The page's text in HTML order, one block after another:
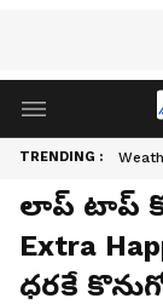
TRENDING :
లాప్ టాప్
Extra
ధరకే